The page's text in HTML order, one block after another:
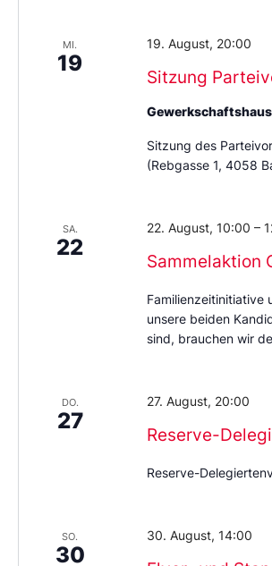
MI.
19
Sitzung
19. August, 20:00
Sitzung des
(Rebgasse 1, 4058
SA.
22
Sammelaktion
22. August, 10:00 –
Familienzeitinitiative
unsere beiden
sind, brauchen wir
DO.
27
Reserve-
27. August, 20:00
Reserve-
SO.
30
30. August, 14:00